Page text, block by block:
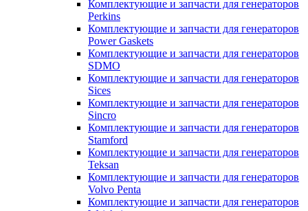
Комплектующие и запчасти для генераторов
Perkins
Комплектующие и запчасти для генераторов
Power Gaskets
Комплектующие и запчасти для генераторов
SDMO
Комплектующие и запчасти для генераторов
Sices
Комплектующие и запчасти для генераторов
Sincro
Комплектующие и запчасти для генераторов
Stamford
Комплектующие и запчасти для генераторов
Teksan
Комплектующие и запчасти для генераторов
Volvo Penta
Комплектующие и запчасти для генераторов